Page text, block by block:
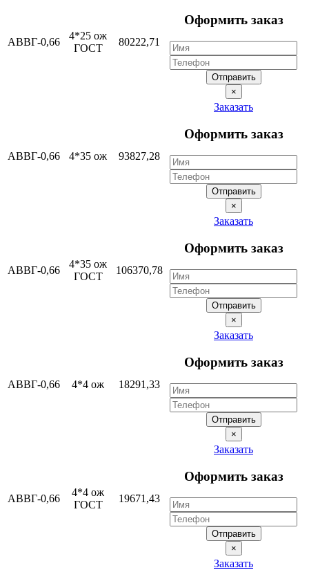
АВВГ-0,66
4*25 ож
ГОСТ
80222,71
Оформить заказ
Отправить
×
АВВГ-0,66 4*35 ож 93827,28
Заказать
Оформить заказ
Отправить
×
АВВГ-0,66
4*35 ож
ГОСТ
106370,78
Заказать
Оформить заказ
Отправить
×
АВВГ-0,66 4*4 ож 18291,33
Заказать
Оформить заказ
Отправить
×
АВВГ-0,66
4*4 ож
ГОСТ
19671,43
Заказать
Оформить заказ
Отправить
×
Заказать